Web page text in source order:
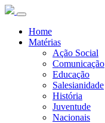
Home
Matérias
Ação Social
Comunicação
Educação
Salesianidade
História
Juventude
Nacionais